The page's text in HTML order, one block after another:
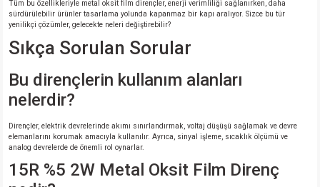
Tüm bu özellikleriyle metal oksit film dirençler, enerji verimliliği sağlanırken, daha
sürdürülebilir ürünler tasarlama yolunda kapanmaz bir kapı aralıyor. Sizce bu tür
yenilikçi çözümler, gelecekte neleri değiştirebilir?
Sıkça Sorulan Sorular
Bu dirençlerin kullanım alanları
nelerdir?
Dirençler, elektrik devrelerinde akımı sınırlandırmak, voltaj düşüşü sağlamak ve devre
elemanlarını korumak amacıyla kullanılır. Ayrıca, sinyal işleme, sıcaklık ölçümü ve
analog devrelerde de önemli rol oynarlar.
15R %5 2W Metal Oksit Film Direnç